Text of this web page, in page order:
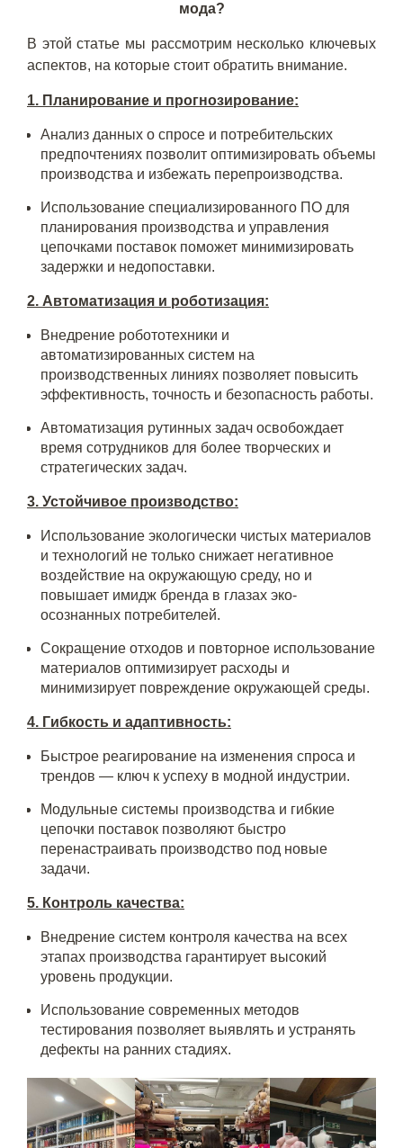
мода?
В этой статье мы рассмотрим несколько ключевых
аспектов, на которые стоит обратить внимание.
1. Планирование и прогнозирование:
Анализ данных о спросе и потребительских
предпочтениях позволит оптимизировать объемы
производства и избежать перепроизводства.
Использование специализированного ПО для
планирования производства и управления
цепочками поставок поможет минимизировать
задержки и недопоставки.
2. Автоматизация и роботизация:
Внедрение робототехники и
автоматизированных систем на
производственных линиях позволяет повысить
эффективность, точность и безопасность работы.
Автоматизация рутинных задач освобождает
время сотрудников для более творческих и
стратегических задач.
3. Устойчивое производство:
Использование экологически чистых материалов
и технологий не только снижает негативное
воздействие на окружающую среду, но и
повышает имидж бренда в глазах эко-
осознанных потребителей.
Сокращение отходов и повторное использование
материалов оптимизирует расходы и
минимизирует повреждение окружающей среды.
4. Гибкость и адаптивность:
Быстрое реагирование на изменения спроса и
трендов — ключ к успеху в модной индустрии.
Модульные системы производства и гибкие
цепочки поставок позволяют быстро
перенастраивать производство под новые
задачи.
5. Контроль качества:
Внедрение систем контроля качества на всех
этапах производства гарантирует высокий
уровень продукции.
Использование современных методов
тестирования позволяет выявлять и устранять
дефекты на ранних стадиях.